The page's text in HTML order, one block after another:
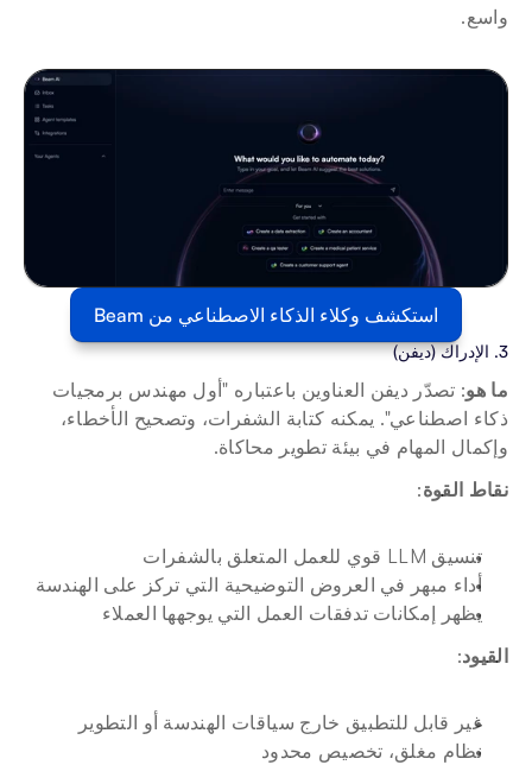
واسع.
استكشف وكلاء الذكاء الاصطناعي من Beam
3. الإدراك (ديفن)
ما هو
وإكمال المهام في بيئة تطوير محاكاة.
نقاط القوة:
تنسيق LLM قوي للعمل المتعلق بالشفرات
أداء مبهر في العروض التوضيحية التي تركز على الهندسة
يظهر إمكانات تدفقات العمل التي يوجهها العملاء
القيود:
غير قابل للتطبيق خارج سياقات الهندسة أو التطوير
نظام مغلق، تخصيص محدود